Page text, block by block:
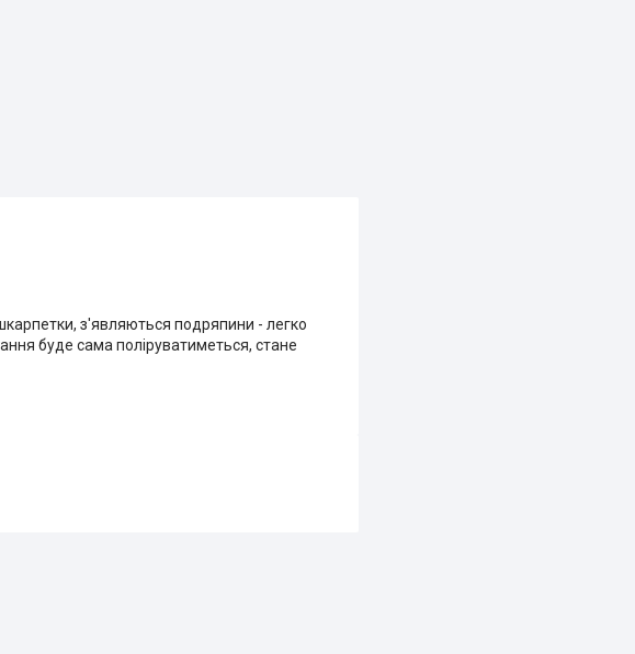
з'являються подряпини - легко
буде сама поліруватиметься, стане